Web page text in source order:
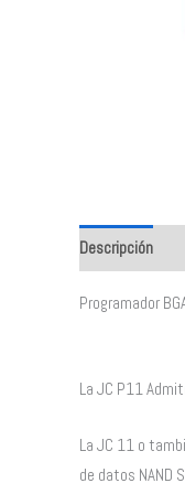
Descripción
Programador
La JC P11
La JC 11 o
de datos NAND